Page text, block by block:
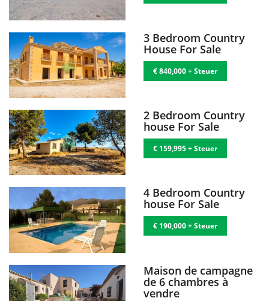
3 Bedroom Country
House For Sale
€ 840,000 + Steuer
2 Bedroom Country
house For Sale
€ 159,995 + Steuer
4 Bedroom Country
house For Sale
€ 190,000 + Steuer
Maison de campagne
de 6 chambres à
vendre